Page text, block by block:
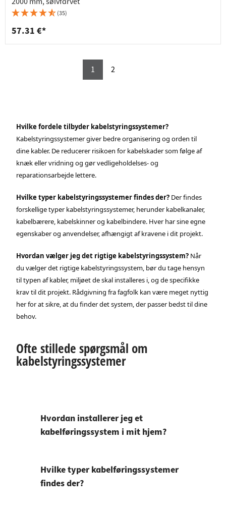
(35)
57.31 €*
1 2
Hvilke fordele tilbyder kabelstyringssystemer?
Kabelstyringssystemer giver bedre organisering og orden til
dine kabler. De reducerer risikoen for kabelskader som følge af
knæk eller vridning og gør vedligeholdelses- og
reparationsarbejde lettere.
Hvilke typer kabelstyringssystemer findes der? Der findes
forskellige typer kabelstyringssystemer, herunder kabelkanaler,
kabelbærere, kabelskinner og kabelbindere. Hver har sine egne
egenskaber og anvendelser, afhængigt af kravene i dit projekt.
Hvordan vælger jeg det rigtige kabelstyringssystem? Når
du vælger det rigtige kabelstyringssystem, bør du tage hensyn
til typen af kabler, miljøet de skal installeres i, og de specifikke
krav til dit projekt. Rådgivning fra fagfolk kan være meget nyttig
her for at sikre, at du finder det system, der passer bedst til dine
behov.
Ofte stillede spørgsmål om
kabelstyringssystemer
Hvordan installerer jeg et
kabelføringssystem i mit hjem?
Hvilke typer kabelføringssystemer
findes der?